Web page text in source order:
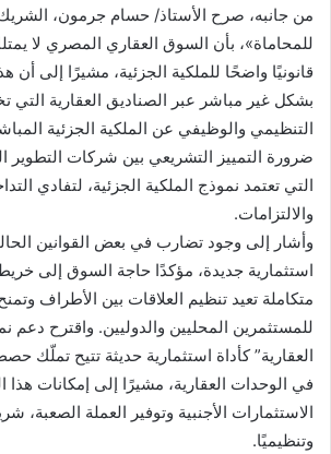
من جانبه، صرح الأستاذ/ حسام جرمون،
للمحاماة»، بأن السوق العقاري المصري لا
قانونيًا واضحًا للملكية الجزئية، مشيرًا إلى أن
بشكل غير مباشر عبر الصناديق العقارية التي
التنظيمي والوظيفي عن الملكية الجزئية
ضرورة التمييز التشريعي بين شركات التطوير
التي تعتمد نموذج الملكية الجزئية، لتفادي
والالتزامات.
وأشار إلى وجود تضارب في بعض القوانين
استثمارية جديدة، مؤكدًا حاجة السوق إلى
متكاملة تعيد تنظيم العلاقات بين الأطراف
للمستثمرين المحليين والدوليين. واقترح دعم
العقارية” كأداة استثمارية حديثة تتيح
في الوحدات العقارية، مشيرًا إلى إمكانات
الاستثمارات الأجنبية وتوفير العملة الصعبة،
وتنظيميًا.